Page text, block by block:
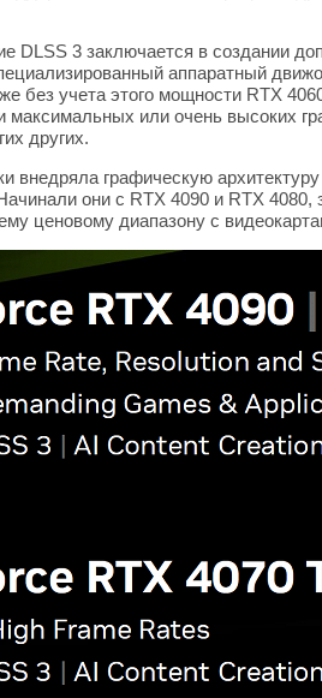
DLSS 3 заключается в создании
аппаратный
без учета этого мощности RTX
максимальных или очень высоких
других.
внедряла графическую
они с RTX 4090 и RTX 4080,
ценовому диапазону с